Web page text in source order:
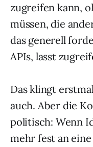
zugreifen kann,
müssen, die
das generell
APIs, lasst
Das klingt
auch. Aber die
politisch: Wenn
mehr fest an